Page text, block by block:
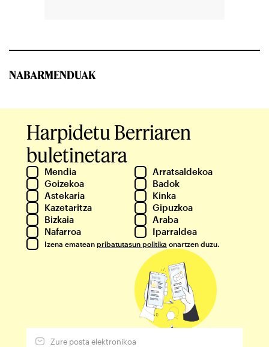
NABARMENDUAK
Harpidetu Berriaren
buletinetara
Mendia
Arratsaldekoa
Goizekoa
Badok
Astekaria
Kinka
Kazetaritza
Gipuzkoa
Bizkaia
Araba
Nafarroa
Iparraldea
Izena ematean pribatutasun politika onartzen duzu.